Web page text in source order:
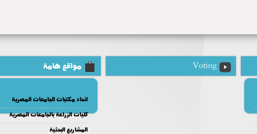
Voting مواقع هامة
اتحاد مكتبات الجامعات المصرية
كليات الزراعة بالجامعات المصرية
المشاريع البحثية